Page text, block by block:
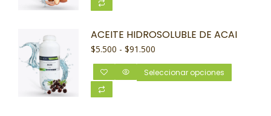
ACEITE HIDROSOLUBLE DE ACAI
$5.500 - $91.500
Seleccionar opciones